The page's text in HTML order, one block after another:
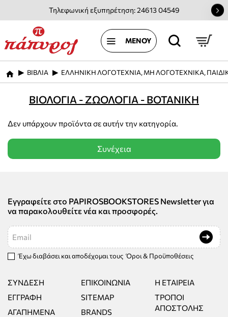
Τηλεφωνική εξυπηρέτηση: 24613 04549
home
ΒΙΒΛΙΑ ΕΛΛΗΝΙΚΗ ΛΟΓΟΤΕΧΝΙΑ, ΜΗ ΛΟΓΟΤΕΧΝΙΚΑ,
ΒΙΟΛΟΓΙΑ - ΖΩΟΛΟΓΙΑ - ΒΟΤΑΝΙΚΗ
Δεν υπάρχουν προϊόντα σε αυτήν την κατηγορία.
Συνέχεια
Εγγραφείτε στο PAPIROSBOOKSTORES Newsletter για
να παρακολουθείτε νέα και προσφορές.
Email
Έχω διαβάσει και αποδέχομαι τους Όροι & Προϋποθέσεις
ΣΎΝΔΕΣΗ
ΕΓΓΡΑΦΉ
ΑΓΑΠΗΜΈΝΑ
ΕΠΙΚΟΙΝΩΝΊΑ
SITEMAP
BRANDS
Η ΕΤΑΙΡΕΊΑ
ΤΡΌΠΟΙ
ΑΠΟΣΤΟΛΉΣ